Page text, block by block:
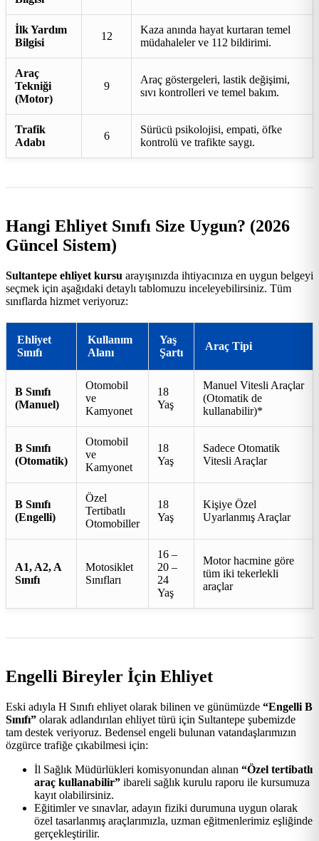
İlk Yardım
Bilgisi
12
Kaza anında hayat kurtaran temel
müdahaleler ve 112 bildirimi.
Araç
Tekniği
(Motor)
9
Araç göstergeleri, lastik değişimi,
sıvı kontrolleri ve temel bakım.
Trafik
Adabı
6
Sürücü psikolojisi, empati, öfke
kontrolü ve trafikte saygı.
Hangi Ehliyet Sınıfı Size Uygun? (2026
Güncel Sistem)
Sultantepe ehliyet kursu arayışınızda ihtiyacınıza en uygun belgeyi
seçmek için aşağıdaki detaylı tablomuzu inceleyebilirsiniz. Tüm
sınıflarda hizmet veriyoruz:
Ehliyet
Sınıfı
Kullanım
Alanı
Yaş
Şartı
Araç Tipi
B Sınıfı
(Manuel)
Otomobil
ve
Kamyonet
18
Yaş
Manuel Vitesli Araçlar
(Otomatik de
kullanabilir)*
B Sınıfı
(Otomatik)
Otomobil
ve
Kamyonet
18
Yaş
Sadece Otomatik
Vitesli Araçlar
B Sınıfı
(Engelli)
Özel
Tertibatlı
Otomobiller
18
Yaş
Kişiye Özel
Uyarlanmış Araçlar
A1, A2, A
Sınıfı
Motosiklet
Sınıfları
16 –
20 –
24
Yaş
Motor hacmine göre
tüm iki tekerlekli
araçlar
Engelli Bireyler İçin Ehliyet
Eski adıyla H Sınıfı ehliyet olarak bilinen ve günümüzde “Engelli B
Sınıfı” olarak adlandırılan ehliyet türü için Sultantepe şubemizde
tam destek veriyoruz. Bedensel engeli bulunan vatandaşlarımızın
özgürce trafiğe çıkabilmesi için:
İl Sağlık Müdürlükleri komisyonundan alınan “Özel tertibatlı
araç kullanabilir” ibareli sağlık kurulu raporu ile kursumuza
kayıt olabilirsiniz.
Eğitimler ve sınavlar, adayın fiziki durumuna uygun olarak
özel tasarlanmış araçlarımızla, uzman eğitmenlerimiz eşliğinde
gerçekleştirilir.